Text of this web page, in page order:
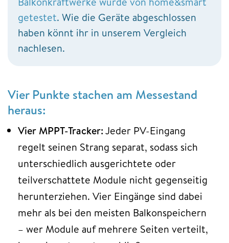
getestet. Wie die Geräte abgeschlossen
haben könnt ihr in unserem Vergleich
nachlesen.
Vier Punkte stachen am Messestand
heraus:
Vier MPPT-Tracker:Jeder PV-Eingang
regelt seinen Strang separat, sodass sich
unterschiedlich ausgerichtete oder
teilverschattete Module nicht gegenseitig
herunterziehen. Vier Eingänge sind dabei
mehr als bei den meisten Balkonspeichern
– wer Module auf mehrere Seiten verteilt,